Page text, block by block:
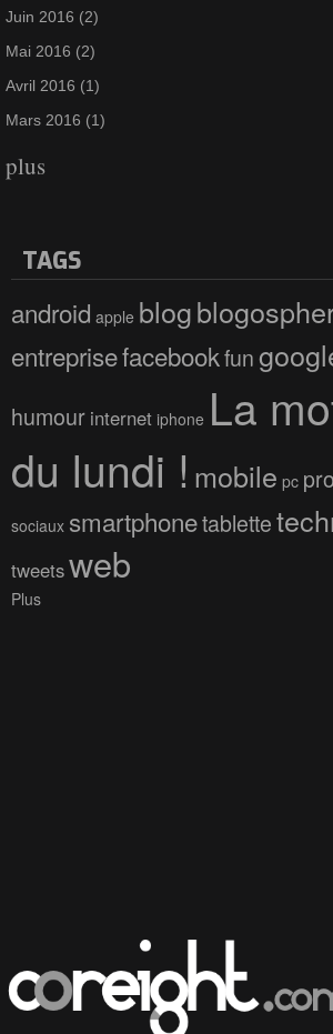
Juin 2016 (2)
Mai 2016 (2)
Avril 2016 (1)
Mars 2016 (1)
plus
TAGS
android apple blog
entreprisefacebookfun
humour internet iphone La
du lundi ! mobile pc
sociaux smartphonetablette
tweetsweb
Plus